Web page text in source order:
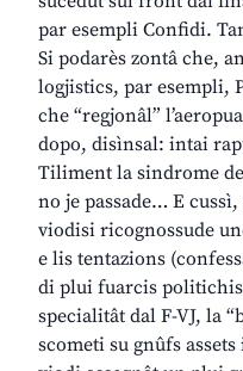
par esempli Confidi.
Si podarès zontâ che,
logjistics, par esempli,
che “regjonâl”
dopo, disìnsal: intai
Tiliment la sindrome
no je passade… E
viodisi ricognossude
e lis tentazions
di plui fuarcis politichis
specialitât dal F-VJ, la
scometi su gnûfs